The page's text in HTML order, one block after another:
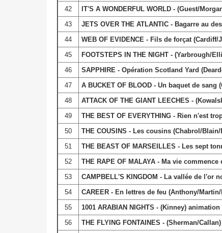
42
IT'S A WONDERFUL WORLD - (Guest/
43
JETS OVER THE ATLANTIC - Bagarre au
44
WEB OF EVIDENCE - Fils de forçat (Cardiff/
45
FOOTSTEPS IN THE NIGHT - (Yarbrough/
46
SAPPHIRE - Opération Scotland Yard
47
A BUCKET OF BLOOD - Un baquet de sang
48
ATTACK OF THE GIANT LEECHES -
49
THE BEST OF EVERYTHING - Rien n'est
50
THE COUSINS - Les cousins (Chabrol/
51
THE BEAST OF MARSEILLES - Les sept
52
THE RAPE OF MALAYA - Ma vie
53
CAMPBELL'S KINGDOM - La vallée de l'or
54
CAREER - En lettres de feu (Anthony/
55
1001 ARABIAN NIGHTS - (Kinney) animation
56
THE FLYING FONTAINES - (Sherman/Callan)